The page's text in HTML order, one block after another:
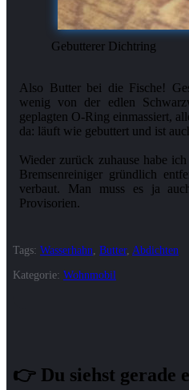
Gebutterer Dichtring
Also Butter bei die Fische!
wenig von der edlen
geplagten O-Ring einmassiert,
da: läuft wie gebuttert und ist
Wieder zurück zuhause habe
Bremsenreiniger gründlich
verbaut. Man muss es ja
Tags: Wasserhahn Butter, Abdichten
Kategorie: Wohnmobil
👉 Du siehst gerade